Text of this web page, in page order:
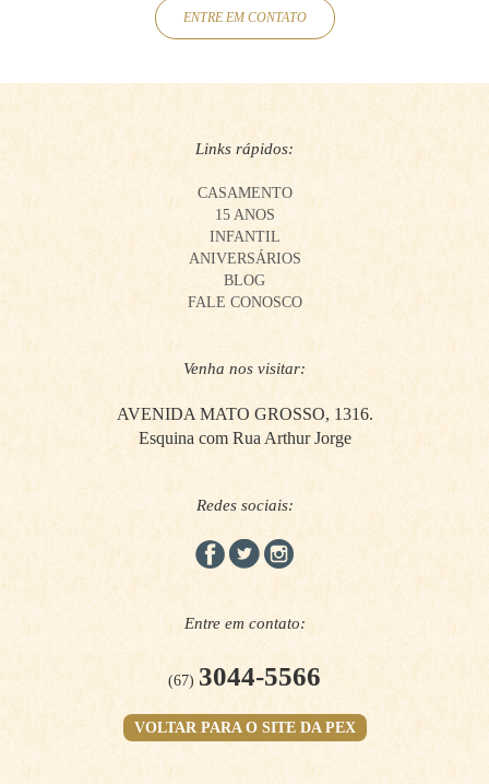
ENTRE EM CONTATO
Links rápidos:
CASAMENTO
15 ANOS
INFANTIL
ANIVERSÁRIOS
BLOG
FALE CONOSCO
Venha nos visitar:
AVENIDA MATO GROSSO, 1316.
Esquina com Rua Arthur Jorge
Redes sociais:
Entre em contato:
(67) 3044-5566
VOLTAR PARA O SITE DA PEX